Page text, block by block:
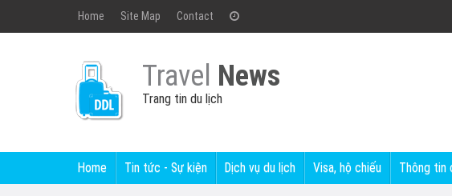
Home Site Map Contact
Travel News
Trang tin du lịch
Home Tin tức - Sự kiện Dịch vụ du lịch Visa, hộ chiếu Thông tin